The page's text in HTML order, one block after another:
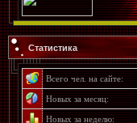
Статистика
Всего чел. на сайте:
Новых за месяц:
Новых за неделю: